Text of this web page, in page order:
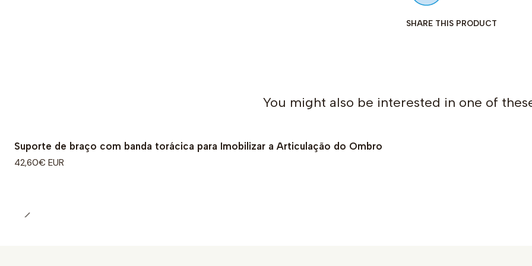
SHARE THIS PRODUCT
You might also be interested in one of
Suporte de braço com banda torácica para Imobilizar a Articulação do Ombro
42,60€ EUR